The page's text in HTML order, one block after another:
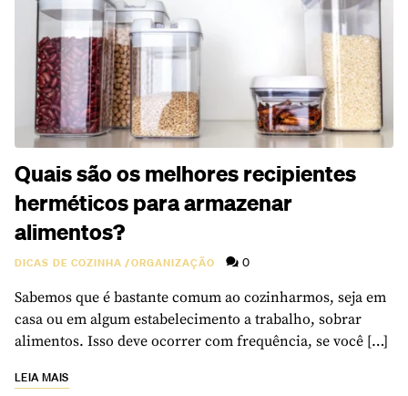
Quais são os melhores recipientes
herméticos para armazenar
alimentos?
DICAS DE COZINHA /ORGANIZAÇÃO 0
Sabemos que é bastante comum ao cozinharmos, seja em
casa ou em algum estabelecimento a trabalho, sobrar
alimentos. Isso deve ocorrer com frequência, se você […]
LEIA MAIS